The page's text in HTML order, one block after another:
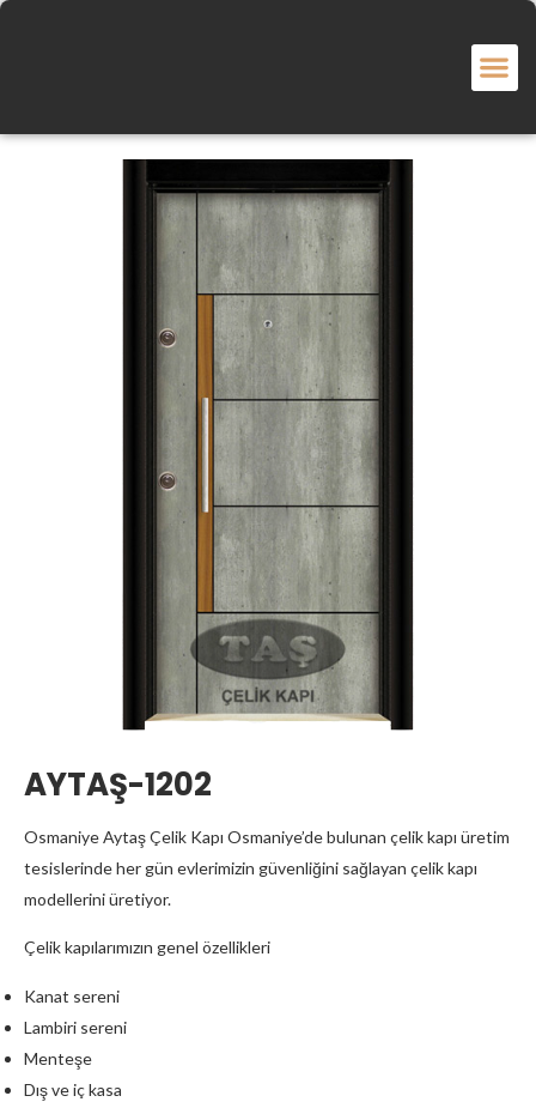
AYTAŞ-1202
Osmaniye Aytaş Çelik Kapı Osmaniye’de bulunan çelik kapı üretim
tesislerinde her gün evlerimizin güvenliğini sağlayan çelik kapı
modellerini üretiyor.
Çelik kapılarımızın genel özellikleri
Kanat sereni
Lambiri sereni
Menteşe
Dış ve iç kasa